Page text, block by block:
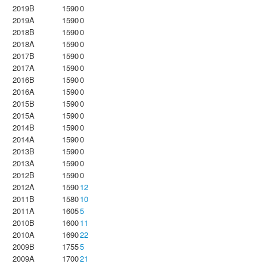
2019B
15900
2019A
15900
2018B
15900
2018A
15900
2017B
15900
2017A
15900
2016B
15900
2016A
15900
2015B
15900
2015A
15900
2014B
15900
2014A
15900
2013B
15900
2013A
15900
2012B
15900
2012A
159012
2011B
158010
2011A
16055
2010B
160011
2010A
169022
2009B
17555
2009A
170021